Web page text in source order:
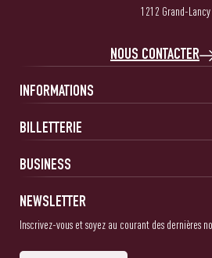
1212 Grand-Lancy
NOUS CONTACTER
INFORMATIONS
BILLETTERIE
BUSINESS
NEWSLETTER
Inscrivez-vous et soyez au courant des dernières